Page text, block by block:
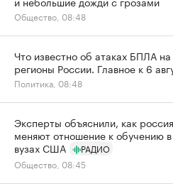
Общество, 08:48
Что известно об атаках БПЛА на
регионы России. Главное к 6
Политика, 08:48
Эксперты объяснили, как
меняют отношение к обучению в
вузах США
РАДИО
Общество, 08:45